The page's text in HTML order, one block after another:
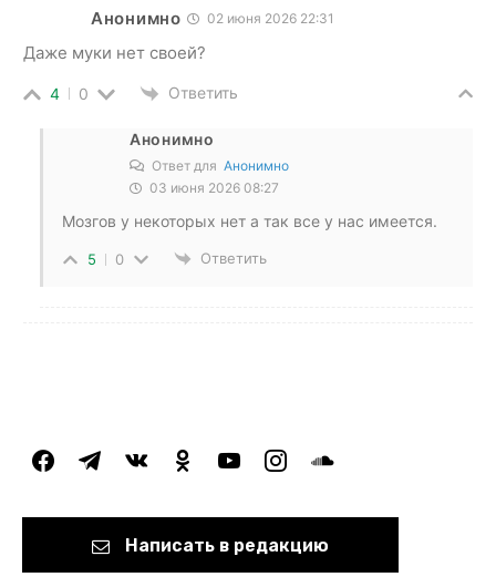
Анонимно 02 июня 2026 22:31
Даже муки нет своей?
4 0 Ответить
Анонимно
Ответ для Анонимно
03 июня 2026 08:27
Мозгов у некоторых нет а так все у нас имеется.
5 0 Ответить
facebooktelegramvkontakteodnoklassniki
youtubeinstagramsoundcloud
Написать в редакцию